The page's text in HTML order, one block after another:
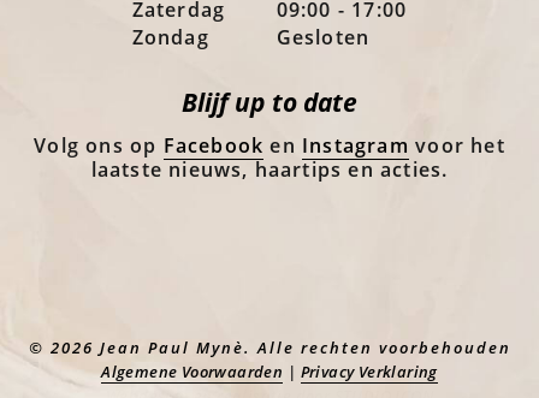
Zaterdag
09:00 - 17:00
Zondag
Gesloten
Blijf up to date
Volg ons op Facebook en Instagram voor het
laatste nieuws, haartips en acties.
© 2026 Jean Paul Mynè. Alle rechten voorbehouden
Algemene Voorwaarden | Privacy Verklaring